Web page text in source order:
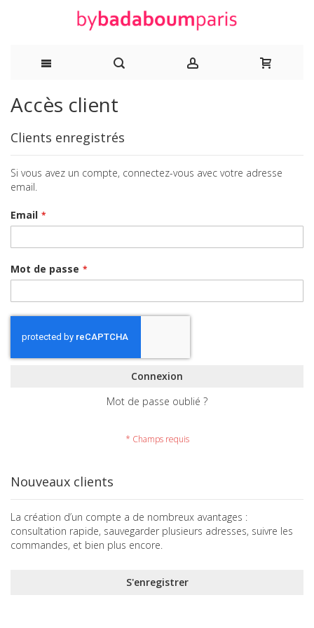
Accès client
Clients enregistrés
Si vous avez un compte, connectez-vous avec votre adresse
email.
Email
Mot de passe
Connexion
Mot de passe oublié ?
Nouveaux clients
La création d’un compte a de nombreux avantages :
consultation rapide, sauvegarder plusieurs adresses, suivre les
commandes, et bien plus encore.
S'enregistrer